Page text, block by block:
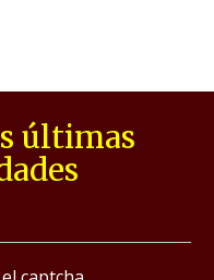
últimas